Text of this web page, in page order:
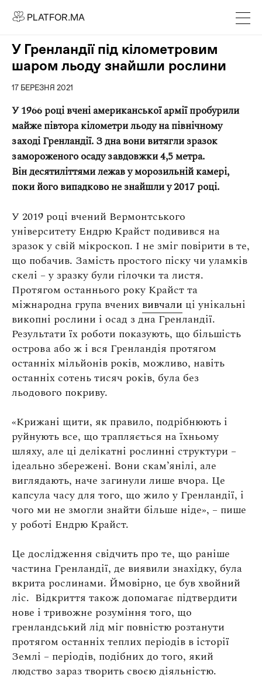
PLATFOR.MA
PLATFOR.MA
Контакти
Редакційна політика
Співпраця
АГЕНЦІЯ
Про агенцію
МАГАЗИН
Каталог
Оплата та доставка
Повернення та обмін
Публічна оферта
Про магазин
КРЕЗЮМЕ
Про сервіс
У Гренландії під кілометровим
шаром льоду знайшли рослини
17 БЕРЕЗНЯ 2021
У 1966 році вчені американської армії пробурили
майже півтора кілометри льоду на північному
заході Гренландії. З дна вони витягли зразок
замороженого осаду завдовжки 4,5 метра.
Він десятиліттями лежав у морозильній камері,
поки його випадково не знайшли у 2017 році.
У 2019 році вчений Вермонтського
університету Ендрю Крайст подивився на
зразок у свій мікроскоп. І не зміг повірити в те,
що побачив. Замість простого піску чи уламків
скелі – у зразку були гілочки та листя.
Протягом останнього року Крайст та
міжнародна група вчених вивчали ці унікальні
викопні рослини і осад з дна Гренландії.
Результати їх роботи показують, що більшість
острова або ж і вся Гренландія протягом
останніх мільйонів років, можливо, навіть
останніх сотень тисяч років, була без
льодового покриву.
«Крижані щити, як правило, подрібнюють і
руйнують все, що трапляється на їхньому
шляху, але ці делікатні рослинні структури –
ідеально збережені. Вони скам’янілі, але
виглядають, наче загинули лише вчора. Це
капсула часу для того, що жило у Гренландії, і
чого ми не змогли знайти більше ніде», – пише
у роботі Ендрю Крайст.
Це дослідження свідчить про те, що раніше
частина Гренландії, де виявили знахідку, була
вкрита рослинами. Ймовірно, це був хвойний
ліс. Відкриття також допомагає підтвердити
нове і тривожне розуміння того, що
гренландський лід міг повністю розтанути
протягом останніх теплих періодів в історії
Землі – періодів, подібних до того, який
людство зараз творить своєю діяльністю.